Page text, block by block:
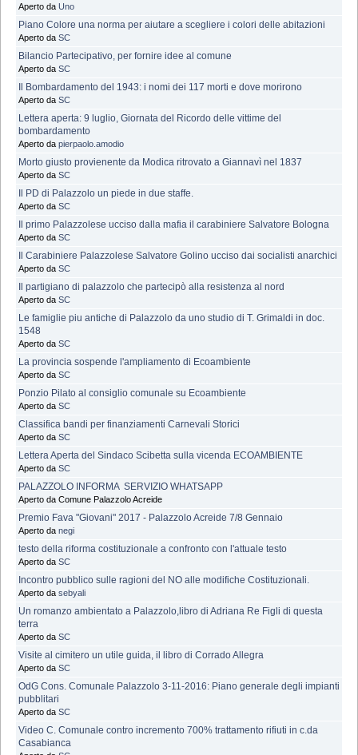
Aperto da Uno
Piano Colore una norma per aiutare a scegliere i colori delle abitazioni
Aperto da SC
Bilancio Partecipativo, per fornire idee al comune
Aperto da SC
Il Bombardamento del 1943: i nomi dei 117 morti e dove morirono
Aperto da SC
Lettera aperta: 9 luglio, Giornata del Ricordo delle vittime del
bombardamento
Aperto da pierpaolo.amodio
Morto giusto provienente da Modica ritrovato a Giannavì nel 1837
Aperto da SC
Il PD di Palazzolo un piede in due staffe.
Aperto da SC
Il primo Palazzolese ucciso dalla mafia il carabiniere Salvatore Bologna
Aperto da SC
Il Carabiniere Palazzolese Salvatore Golino ucciso dai socialisti anarchici
Aperto da SC
Il partigiano di palazzolo che partecipò alla resistenza al nord
Aperto da SC
Le famiglie piu antiche di Palazzolo da uno studio di T. Grimaldi in doc.
1548
Aperto da SC
La provincia sospende l'ampliamento di Ecoambiente
Aperto da SC
Ponzio Pilato al consiglio comunale su Ecoambiente
Aperto da SC
Classifica bandi per finanziamenti Carnevali Storici
Aperto da SC
Lettera Aperta del Sindaco Scibetta sulla vicenda ECOAMBIENTE
Aperto da SC
PALAZZOLO INFORMA  SERVIZIO WHATSAPP
Aperto da Comune Palazzolo Acreide
Premio Fava "Giovani" 2017 - Palazzolo Acreide 7/8 Gennaio
Aperto da negi
testo della riforma costituzionale a confronto con l'attuale testo
Aperto da SC
Incontro pubblico sulle ragioni del NO alle modifiche Costituzionali.
Aperto da sebyali
Un romanzo ambientato a Palazzolo,libro di Adriana Re Figli di questa
terra
Aperto da SC
Visite al cimitero un utile guida, il libro di Corrado Allegra
Aperto da SC
OdG Cons. Comunale Palazzolo 3-11-2016: Piano generale degli impianti
pubblitari
Aperto da SC
Video C. Comunale contro incremento 700% trattamento rifiuti in c.da
Casabianca